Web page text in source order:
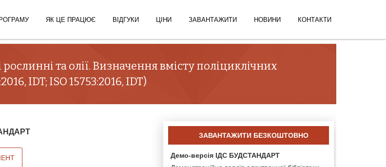
ЯК ЦЕ ПРАЦЮЄ ВІДГУКИ ЦІНИ ЗАВАНТАЖИТИ НОВИНИ КОНТАКТИ
та олії. Визначення вмісту поліциклічних
IDT; ISO 15753:2016, IDT)
ЗАВАНТАЖИТИ БЕЗКОШТОВНО
Демо-версія ІДС БУДСТАНДАРТ